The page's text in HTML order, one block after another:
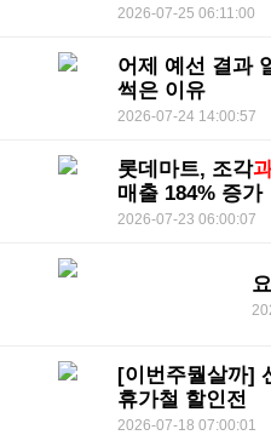
2026-07-25 06:11:00
어제 예선 결과
썩은 이유
2026-07-24 14:00:57
롯데마트, 조각
매출 184% 증가
2026-07-23 06:00:07
[이번주뭘살까]
휴가철 할인전
2026-07-18 07:00:01